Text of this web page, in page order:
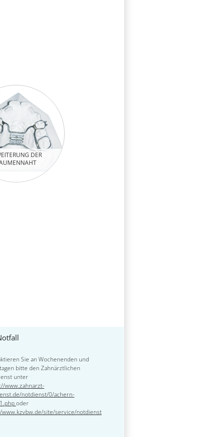
DER
Sie an Wochenenden und
bitte den Zahnärztlichen
unter
www.zahnarzt-
notdienst/0/achern-
oder
site/service/notdienst